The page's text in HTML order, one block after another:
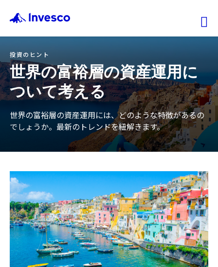
ファンド情報
マーケット情報
投資のヒント
会社情報
機関投資家
日本
投資のヒント
世界の富裕層の資産運用に
ついて考える
世界の富裕層の資産運用には、どのような特徴があるの
でしょうか。最新のトレンドを紐解きます。